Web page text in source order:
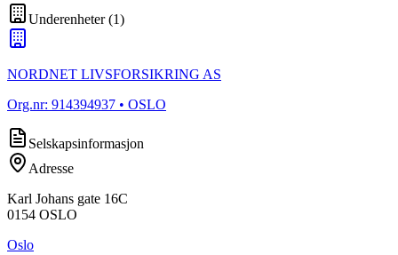
Underenheter(1)
NORDNET LIVSFORSIKRING AS
Org.nr: 914394937 • OSLO
Selskapsinformasjon
Adresse
Karl Johans gate 16C
0154 OSLO
Oslo